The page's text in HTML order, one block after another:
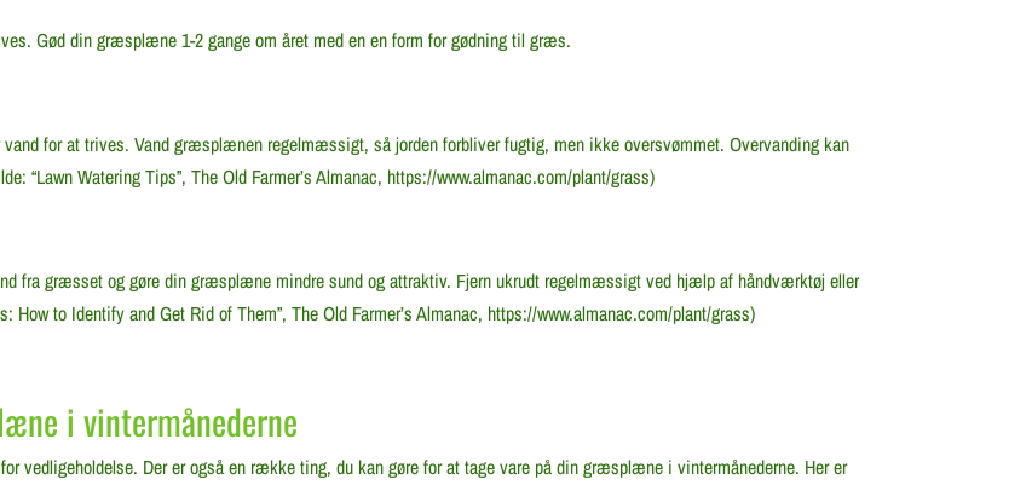
Gød din græsplæne 1-2 gange om året med en en form for gødning til græs.
for at trives. Vand græsplænen regelmæssigt, så jorden forbliver fugtig, men ikke oversvømmet. Overvanding kan
“Lawn Watering Tips”, The Old Farmer’s Almanac, https://www.almanac.com/plant/grass)
fra græsset og gøre din græsplæne mindre sund og attraktiv. Fjern ukrudt regelmæssigt ved hjælp af håndværktøj eller
to Identify and Get Rid of Them”, The Old Farmer’s Almanac, https://www.almanac.com/plant/grass)
i vintermånederne
Der er også en række ting, du kan gøre for at tage vare på din græsplæne i vintermånederne. Her er